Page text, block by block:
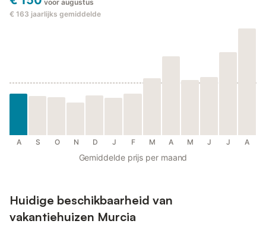
voor augustus
€ 163 jaarlijks gemiddelde
A S O N D J F M A M J J A
Gemiddelde prijs per maand
Huidige beschikbaarheid van
vakantiehuizen Murcia